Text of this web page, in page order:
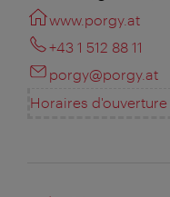
www.porgy.at
+43 1 512 88 11
porgy@porgy.at
Horaires d'ouverture